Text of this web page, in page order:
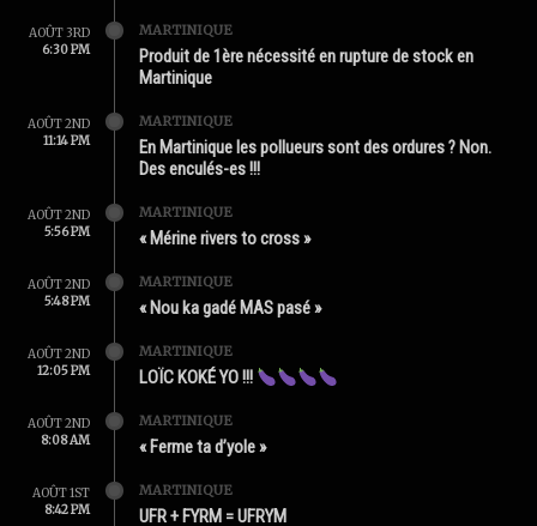
AOÛT 3RD
6:30 PM
MARTINIQUE
Produit de 1ère nécessité en rupture de stock en
Martinique
AOÛT 2ND
11:14 PM
MARTINIQUE
En Martinique les pollueurs sont des ordures ? Non.
Des enculés-es !!!
AOÛT 2ND
5:56 PM
MARTINIQUE
« Mérine rivers to cross »
AOÛT 2ND
5:48 PM
MARTINIQUE
« Nou ka gadé MAS pasé »
AOÛT 2ND
12:05 PM
MARTINIQUE
LOÏC KOKÉ YO !!!
AOÛT 2ND
8:08 AM
MARTINIQUE
« Ferme ta d’yole »
AOÛT 1ST
8:42 PM
MARTINIQUE
UFR + FYRM = UFRYM